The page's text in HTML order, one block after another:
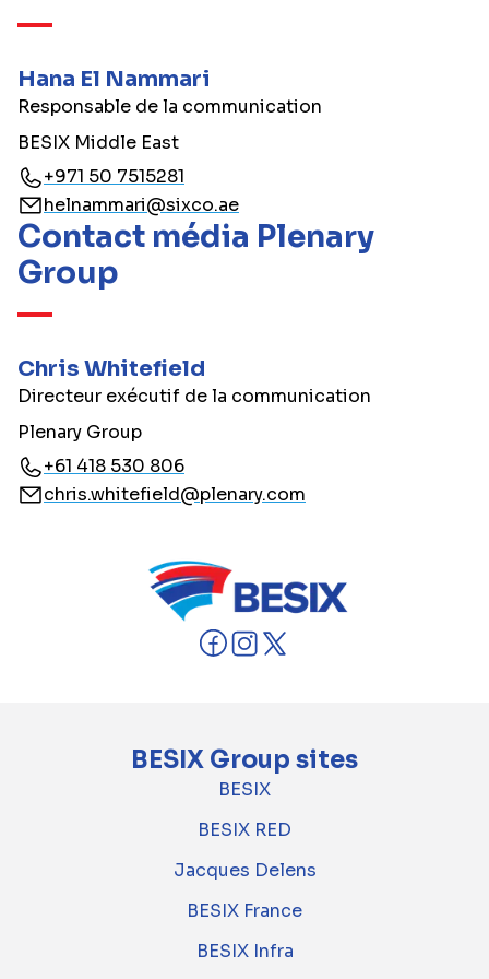
Hana El Nammari
Responsable de la communication
BESIX Middle East
+971 50 7515281
helnammari@sixco.ae
Contact média Plenary
Group
Chris Whitefield
Directeur exécutif de la communication
Plenary Group
+61 418 530 806
chris.whitefield@plenary.com
BESIX Group sites
BESIX
BESIX RED
Jacques Delens
BESIX France
BESIX Infra